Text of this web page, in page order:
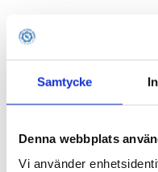
Samtycke
Denna webbplats
Vi använder